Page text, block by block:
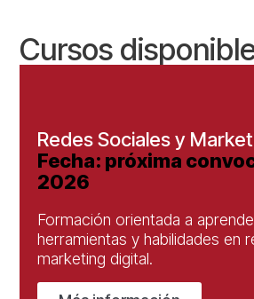
Cursos
Redes Sociales y
Fecha: próxima
2026
Formación orientada a
herramientas y habilidades en
marketing digital.